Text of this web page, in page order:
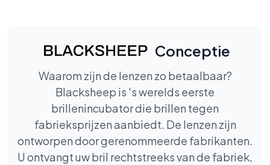
Conceptie
Waarom zijn de lenzen zo betaalbaar?
Blacksheep is 's werelds eerste
brillenincubator die brillen tegen
fabrieksprijzen aanbiedt. De lenzen zijn
ontworpen door gerenommeerde fabrikanten.
U ontvangt uw bril rechtstreeks van de fabriek,